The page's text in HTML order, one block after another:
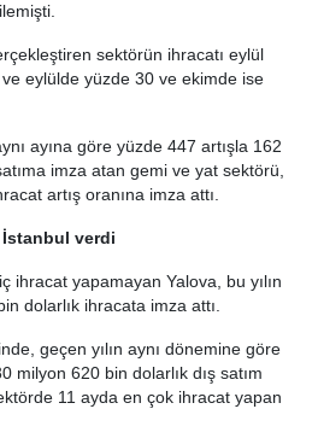
sektörün ihracatı eylül
eylülde yüzde 30 ve ekimde ise
ayına göre yüzde 447 artışla 162
imza atan gemi ve yat sektörü,
artış oranına imza attı.
İstanbul verdi
ihracat yapamayan Yalova, bu yılın
dolarlık ihracata imza attı.
geçen yılın aynı dönemine göre
milyon 620 bin dolarlık dış satım
11 ayda en çok ihracat yapan